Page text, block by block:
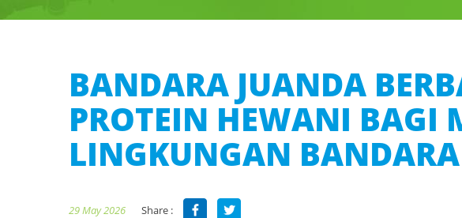
BANDARA JUANDA
PROTEIN HEWANI BAGI
LINGKUNGAN BANDARA
29 May 2026 Share :